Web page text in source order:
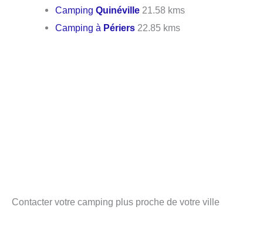
CampingQuinéville 21.58 kms
Camping à Périers 22.85 kms
Contacter votre camping plus proche de votre ville